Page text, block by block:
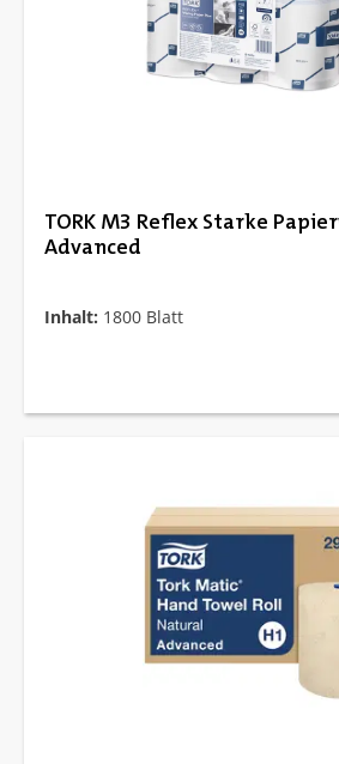
TORK M3 Reflex Starke
Advanced
Inhalt: 1800 Blatt